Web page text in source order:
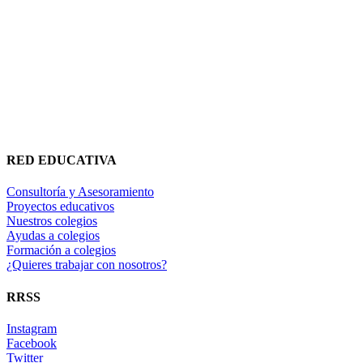
RED EDUCATIVA
Consultoría y Asesoramiento
Proyectos educativos
Nuestros colegios
Ayudas a colegios
Formación a colegios
¿Quieres trabajar con nosotros?
RRSS
Instagram
Facebook
Twitter